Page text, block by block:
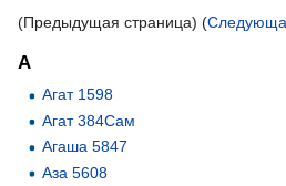
(Предыдущая страница) (
А
Агат 1598
Агат 384Сам
Агаша 5847
Аза 5608